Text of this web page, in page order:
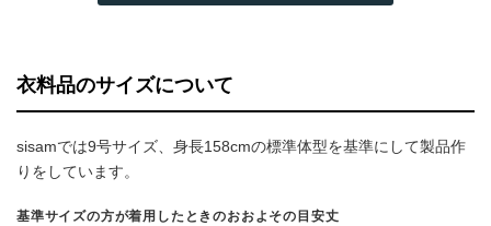
衣料品のサイズについて
sisamでは9号サイズ、身長158cmの標準体型を基準にして製品作
りをしています。
基準サイズの方が着用したときのおおよその目安丈